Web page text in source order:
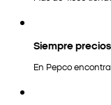
Siempre
En Pepco